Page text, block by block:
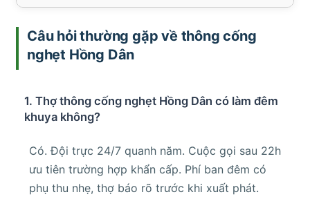
Câu hỏi thường gặp về thông cống
nghẹt Hồng Dân
1. Thợ thông cống nghẹt Hồng Dân có làm đêm
khuya không?
Có. Đội trực 24/7 quanh năm. Cuộc gọi sau 22h
ưu tiên trường hợp khẩn cấp. Phí ban đêm có
phụ thu nhẹ, thợ báo rõ trước khi xuất phát.